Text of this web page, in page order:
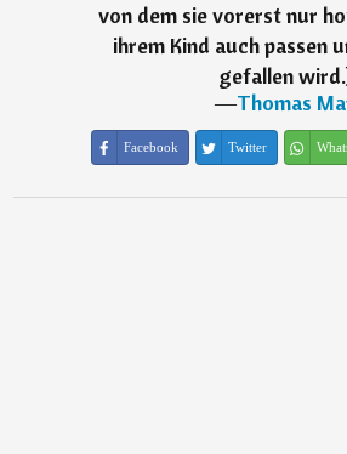
von dem sie vorerst nur
ihrem Kind auch passen
gefallen
―Thomas
Facebook Twitter